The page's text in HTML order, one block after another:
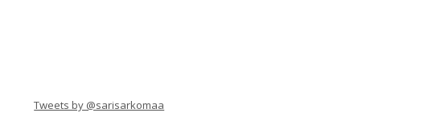
Tweets by @sarisarkomaa